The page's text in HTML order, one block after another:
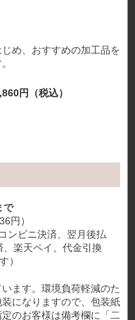
め、おすすめの加工品を
円（税込）
で
円）
ンビニ決済、翌月後払
楽天ペイ、代金引換
）
ます。環境負荷軽減のた
になりますので、包装紙
のお客様は備考欄に「二